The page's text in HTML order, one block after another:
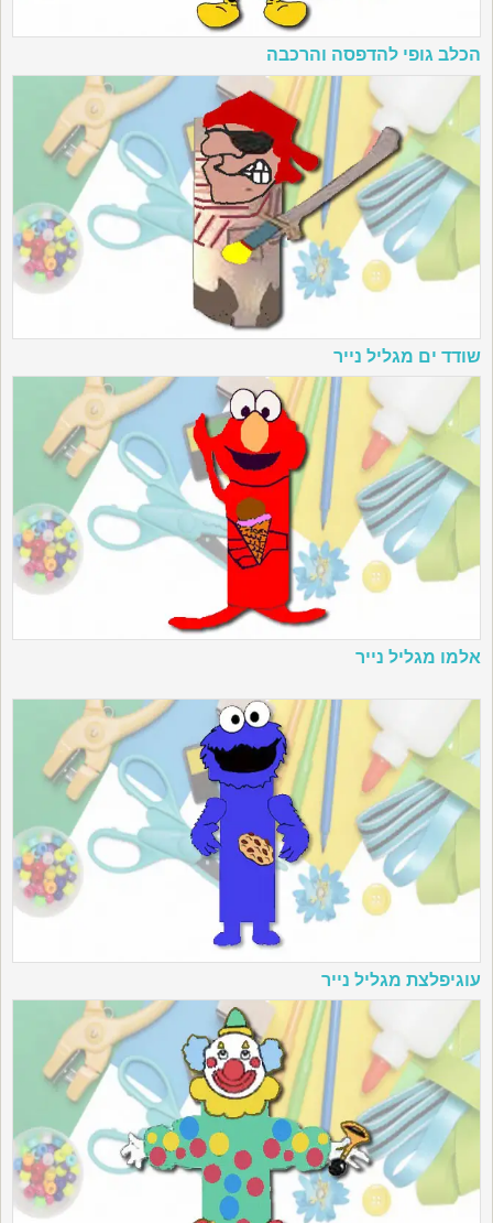
הכלב גופי להדפסה והרכבה
שודד ים מגליל נייר
אלמו מגליל נייר
עוגיפלצת מגליל נייר